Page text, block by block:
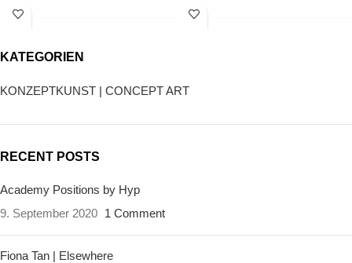
Berlin | Photo: Marcus Schneider
Berlin | Photo: Marcus Schneider
KATEGORIEN
KONZEPTKUNST | CONCEPT ART
RECENT POSTS
Academy Positions by Hyp
9. September 2020 1 Comment
Fiona Tan | Elsewhere